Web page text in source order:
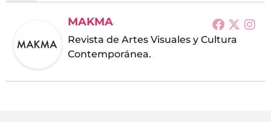
MAKMA
Revista de Artes Visuales y Cultura
Contemporánea.